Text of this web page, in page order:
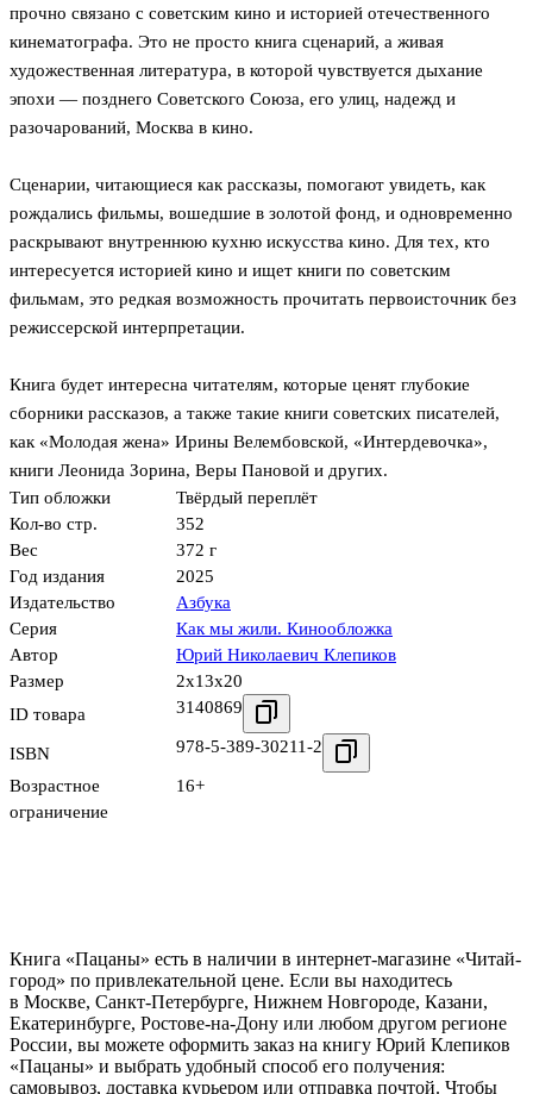
прочно связано с советским кино и историей отечественного
кинематографа. Это не просто книга сценарий, а живая
художественная литература, в которой чувствуется дыхание
эпохи — позднего Советского Союза, его улиц, надежд и
разочарований, Москва в кино.
Сценарии, читающиеся как рассказы, помогают увидеть, как
рождались фильмы, вошедшие в золотой фонд, и одновременно
раскрывают внутреннюю кухню искусства кино. Для тех, кто
интересуется историей кино и ищет книги по советским
фильмам, это редкая возможность прочитать первоисточник без
режиссерской интерпретации.
Книга будет интересна читателям, которые ценят глубокие
сборники рассказов, а также такие книги советских писателей,
как «Молодая жена» Ирины Велембовской, «Интердевочка»,
книги Леонида Зорина, Веры Пановой и других.
Тип обложки
Твёрдый переплёт
Кол-во стр.
352
Вес
372 г
Год издания
2025
Издательство
Азбука
Серия
Как мы жили. Кинообложка
Автор
Юрий Николаевич Клепиков
Размер
2x13x20
ID товара
3140869
ISBN 978-5-389-30211-2
Возрастное
ограничение
16+
Книга «Пацаны» есть в наличии в интернет-магазине «Читай-
город» по привлекательной цене. Если вы находитесь
в Москве, Санкт-Петербурге, Нижнем Новгороде, Казани,
Екатеринбурге, Ростове-на-Дону или любом другом регионе
России, вы можете оформить заказ на книгу Юрий Клепиков
«Пацаны» и выбрать удобный способ его получения:
самовывоз, доставка курьером или отправка почтой. Чтобы